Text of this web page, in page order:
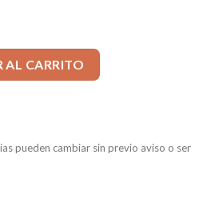
(Hélices Opuestas)
AL CARRITO
pueden cambiar sin previo aviso o ser